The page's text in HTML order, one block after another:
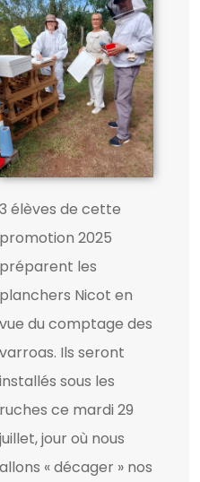
3 élèves de cette
promotion 2025
préparent les
planchers Nicot en
vue du comptage des
varroas. Ils seront
installés sous les
ruches ce mardi 29
juillet, jour où nous
allons « décager » nos